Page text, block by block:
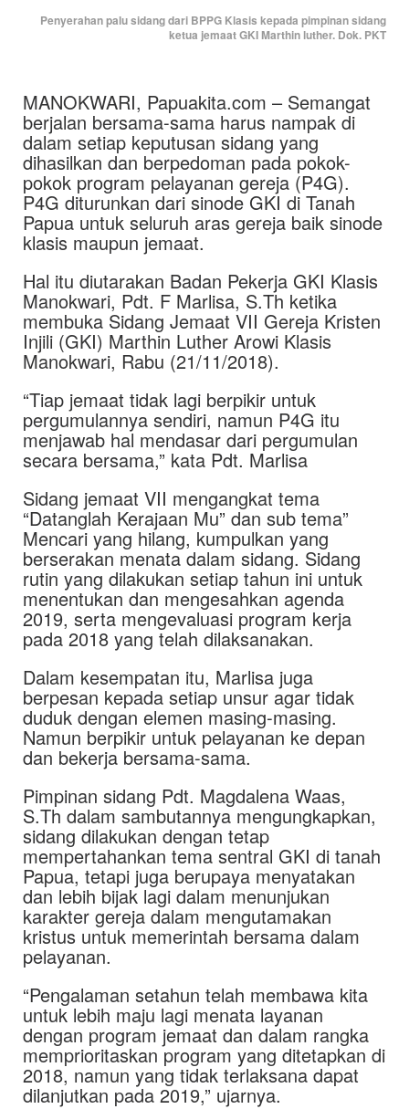
Penyerahan palu sidang dari BPPG Klasis kepada pimpinan sidang
ketua jemaat GKI Marthin luther. Dok. PKT
MANOKWARI, Papuakita.com – Semangat
berjalan bersama-sama harus nampak di
dalam setiap keputusan sidang yang
dihasilkan dan berpedoman pada pokok-
pokok program pelayanan gereja (P4G).
P4G diturunkan dari sinode GKI di Tanah
Papua untuk seluruh aras gereja baik sinode
klasis maupun jemaat.
Hal itu diutarakan Badan Pekerja GKI Klasis
Manokwari, Pdt. F Marlisa, S.Th ketika
membuka Sidang Jemaat VII Gereja Kristen
Injili (GKI) Marthin Luther Arowi Klasis
Manokwari, Rabu (21/11/2018).
“Tiap jemaat tidak lagi berpikir untuk
pergumulannya sendiri, namun P4G itu
menjawab hal mendasar dari pergumulan
secara bersama,” kata Pdt. Marlisa
Sidang jemaat VII mengangkat tema
“Datanglah Kerajaan Mu” dan sub tema”
Mencari yang hilang, kumpulkan yang
berserakan menata dalam sidang. Sidang
rutin yang dilakukan setiap tahun ini untuk
menentukan dan mengesahkan agenda
2019, serta mengevaluasi program kerja
pada 2018 yang telah dilaksanakan.
Dalam kesempatan itu, Marlisa juga
berpesan kepada setiap unsur agar tidak
duduk dengan elemen masing-masing.
Namun berpikir untuk pelayanan ke depan
dan bekerja bersama-sama.
Pimpinan sidang Pdt. Magdalena Waas,
S.Th dalam sambutannya mengungkapkan,
sidang dilakukan dengan tetap
mempertahankan tema sentral GKI di tanah
Papua, tetapi juga berupaya menyatakan
dan lebih bijak lagi dalam menunjukan
karakter gereja dalam mengutamakan
kristus untuk memerintah bersama dalam
pelayanan.
“Pengalaman setahun telah membawa kita
untuk lebih maju lagi menata layanan
dengan program jemaat dan dalam rangka
memprioritaskan program yang ditetapkan di
2018, namun yang tidak terlaksana dapat
dilanjutkan pada 2019,” ujarnya.